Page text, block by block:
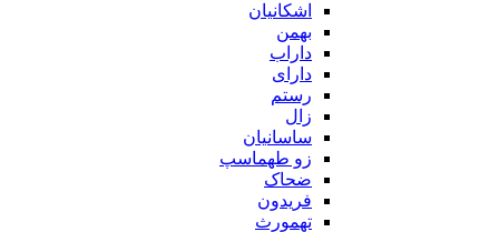
اشکانیان
بهمن
داراب
دارای
رستم
زال
ساسانیان
زو طهماسپ‏
ضحاک
فریدون
تهمورث